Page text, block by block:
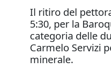
Il ritiro del
5:30, per la
categoria delle
Carmelo Servizi
minerale.